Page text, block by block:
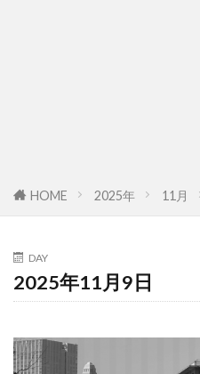
HOME 2025年 11月
DAY
2025年11月9日